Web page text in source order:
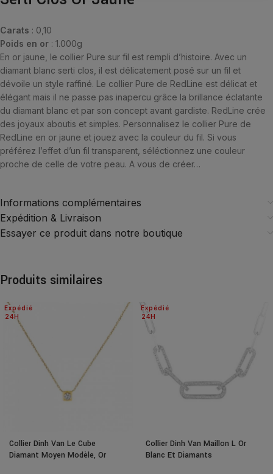
Carats : 0,10
Poids en or : 1.000g
En or jaune, le collier Pure sur fil est rempli d’histoire. Avec un
diamant blanc serti clos, il est délicatement posé sur un fil et
dévoile un style raffiné. Le collier Pure de RedLine est délicat et
élégant mais il ne passe pas inapercu grâce la brillance éclatante
du diamant blanc et par son concept avant gardiste. RedLine crée
des joyaux aboutis et simples. Personnalisez le collier Pure de
RedLine en or jaune et jouez avec la couleur du fil. Si vous
préférez l’effet d’un fil transparent, séléctionnez une couleur
proche de celle de votre peau. A vous de créer…
Informations complémentaires
Expédition & Livraison
Essayer ce produit dans notre boutique
Produits similaires
24H
Expédié
Collier Dinh Van Le Cube
Diamant Moyen Modèle, Or
24H
Expédié
Collier Dinh Van Maillon L Or
Blanc Et Diamants